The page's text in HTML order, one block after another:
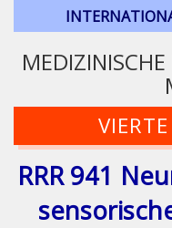
RRR 941